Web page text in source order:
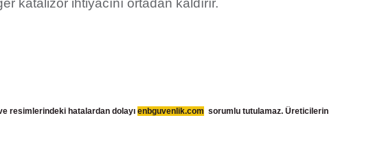
katalizör ihtiyacını ortadan kaldırır.
resimlerindeki hatalardan dolayı enbguvenlik.com sorumlu tutulamaz. Üreticilerin